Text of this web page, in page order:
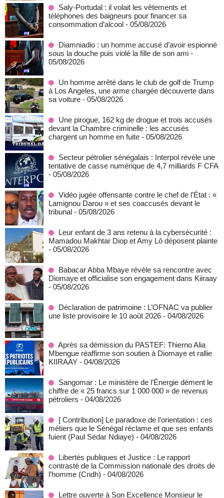
Saly-Portudal : il volait les vêtements et
téléphones des baigneurs pour financer sa
consommation d’alcool - 05/08/2026
Diamniadio : un homme accusé d’avoir espionné
sous la douche puis violé la fille de son ami -
05/08/2026
Un homme arrêté dans le club de golf de Trump
à Los Angeles, une arme chargée découverte dans
sa voiture - 05/08/2026
Une pirogue, 162 kg de drogue et trois accusés
devant la Chambre criminelle : les accusés
chargent un homme en fuite - 05/08/2026
Secteur pétrolier sénégalais : Interpol révèle une
tentative de casse numérique de 4,7 milliards F CFA
- 05/08/2026
Vidéo jugée offensante contre le chef de l’État : «
Lamignou Darou » et ses coaccusés devant le
tribunal - 05/08/2026
Leur enfant de 3 ans retenu à la cybersécurité :
Mamadou Makhtar Diop et Amy Lô déposent plainte
- 05/08/2026
Babacar Abba Mbaye révèle sa rencontre avec
Diomaye et officialise son engagement dans Kiiraay
- 05/08/2026
Déclaration de patrimoine : L’OFNAC va publier
une liste provisoire le 10 août 2026 - 04/08/2026
Après sa démission du PASTEF: Thierno Alia
Mbengue réaffirme son soutien à Diomaye et rallie
KIIRAAY - 04/08/2026
Sangomar : Le ministère de l’Énergie dément le
chiffre de « 25 francs sur 1 000 000 » de revenus
pétroliers - 04/08/2026
[ Contribution] Le paradoxe de l’orientation : ces
métiers que le Sénégal réclame et que ses enfants
fuient (Paul Sédar Ndiaye) - 04/08/2026
Libertés publiques et Justice : Le rapport
contrasté de la Commission nationale des droits de
l’homme (Cndh) - 04/08/2026
Lettre ouverte à Son Excellence Monsieur le